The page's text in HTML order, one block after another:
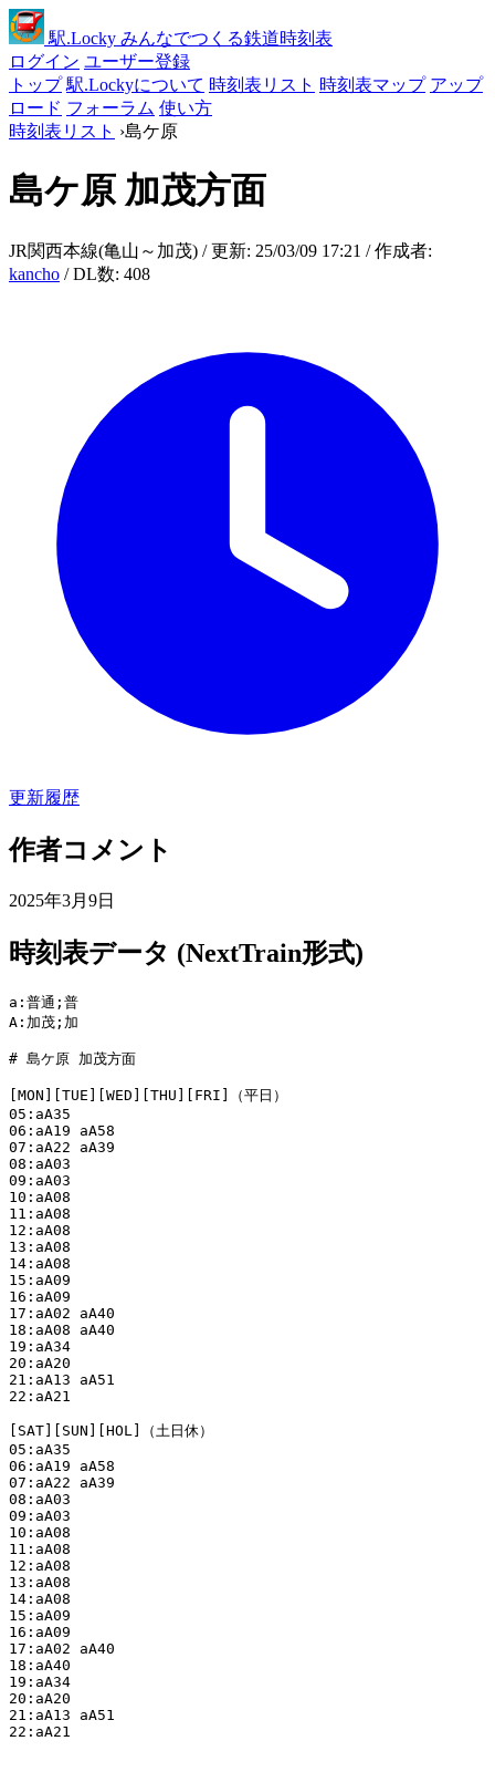
駅.Locky みんなでつくる鉄道時刻表
ログイン ユーザー登録
トップ 駅.Lockyについて 時刻表リスト 時刻表マップ アップ
ロード フォーラム 使い方
時刻表リスト ›島ケ原
島ケ原 加茂方面
JR関西本線(亀山～加茂) / 更新: 25/03/09 17:21 / 作成者:
kancho / DL数: 408
更新履歴
作者コメント
2025年3月9日
時刻表データ (NextTrain形式)
a:普通;普
A:加茂;加
# 島ケ原 加茂方面
[MON][TUE][WED][THU][FRI]（平日）
05:aA35
06:aA19 aA58
07:aA22 aA39
08:aA03
09:aA03
10:aA08
11:aA08
12:aA08
13:aA08
14:aA08
15:aA09
16:aA09
17:aA02 aA40
18:aA08 aA40
19:aA34
20:aA20
21:aA13 aA51
22:aA21
[SAT][SUN][HOL]（土日休）
05:aA35
06:aA19 aA58
07:aA22 aA39
08:aA03
09:aA03
10:aA08
11:aA08
12:aA08
13:aA08
14:aA08
15:aA09
16:aA09
17:aA02 aA40
18:aA40
19:aA34
20:aA20
21:aA13 aA51
22:aA21